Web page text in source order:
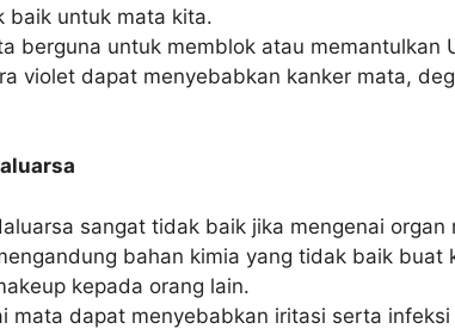
baik untuk mata kita.
berguna untuk memblok atau memantulkan
violet dapat menyebabkan kanker mata,
sangat tidak baik jika mengenai organ
bahan kimia yang tidak baik buat
kepada orang lain.
mata dapat menyebabkan iritasi serta infeksi